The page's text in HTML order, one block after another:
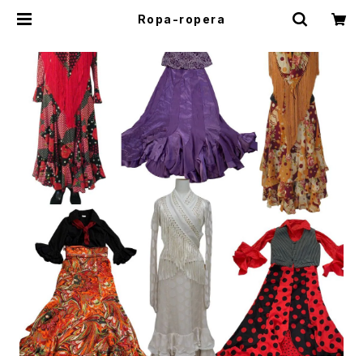
Ropa-ropera